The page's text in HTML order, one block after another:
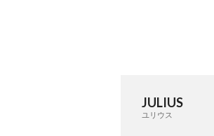
JULIUS
ユリウス